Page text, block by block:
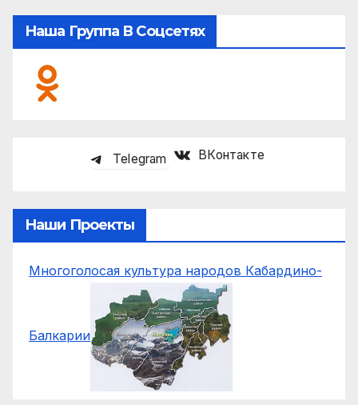
Наша Группа В Соцсетях
Telegram ВКонтакте
Наши Проекты
Многоголосая культура народов Кабардино-
Балкарии